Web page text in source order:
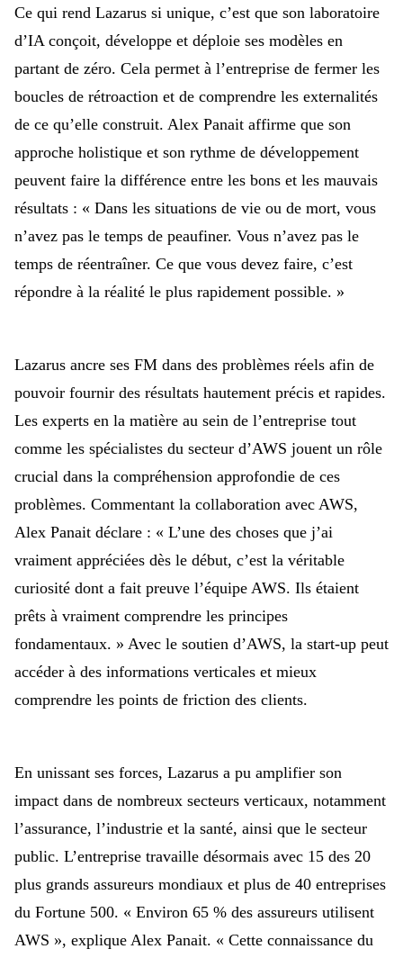
Ce qui rend Lazarus si unique, c’est que son laboratoire
d’IA conçoit, développe et déploie ses modèles en
partant de zéro. Cela permet à l’entreprise de fermer les
boucles de rétroaction et de comprendre les externalités
de ce qu’elle construit. Alex Panait affirme que son
approche holistique et son rythme de développement
peuvent faire la différence entre les bons et les mauvais
résultats : « Dans les situations de vie ou de mort, vous
n’avez pas le temps de peaufiner. Vous n’avez pas le
temps de réentraîner. Ce que vous devez faire, c’est
répondre à la réalité le plus rapidement possible. »
Lazarus ancre ses FM dans des problèmes réels afin de
pouvoir fournir des résultats hautement précis et rapides.
Les experts en la matière au sein de l’entreprise tout
comme les spécialistes du secteur d’AWS jouent un rôle
crucial dans la compréhension approfondie de ces
problèmes. Commentant la collaboration avec AWS,
Alex Panait déclare : « L’une des choses que j’ai
vraiment appréciées dès le début, c’est la véritable
curiosité dont a fait preuve l’équipe AWS. Ils étaient
prêts à vraiment comprendre les principes
fondamentaux. » Avec le soutien d’AWS, la start-up peut
accéder à des informations verticales et mieux
comprendre les points de friction des clients.
En unissant ses forces, Lazarus a pu amplifier son
impact dans de nombreux secteurs verticaux, notamment
l’assurance, l’industrie et la santé, ainsi que le secteur
public. L’entreprise travaille désormais avec 15 des 20
plus grands assureurs mondiaux et plus de 40 entreprises
du Fortune 500. « Environ 65 % des assureurs utilisent
AWS », explique Alex Panait. « Cette connaissance du